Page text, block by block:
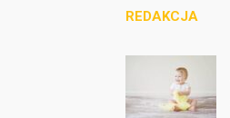
REDAKCJA